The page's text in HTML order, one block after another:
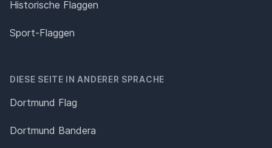
Historische Flaggen
Sport-Flaggen
DIESE SEITE IN ANDERER SPRACHE
Dortmund Flag
Dortmund Bandera